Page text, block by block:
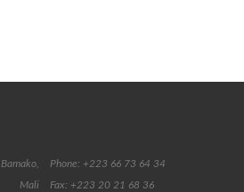
Phone: +223 66 73 64 34
Fax: +223 20 21 68 36
Mali